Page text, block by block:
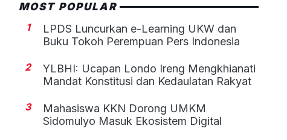
MOST POPULAR
1
LPDS Luncurkan e-Learning UKW dan
Buku Tokoh Perempuan Pers Indonesia
2
YLBHI: Ucapan Londo Ireng Mengkhianati
Mandat Konstitusi dan Kedaulatan Rakyat
3
Mahasiswa KKN Dorong UMKM
Sidomulyo Masuk Ekosistem Digital